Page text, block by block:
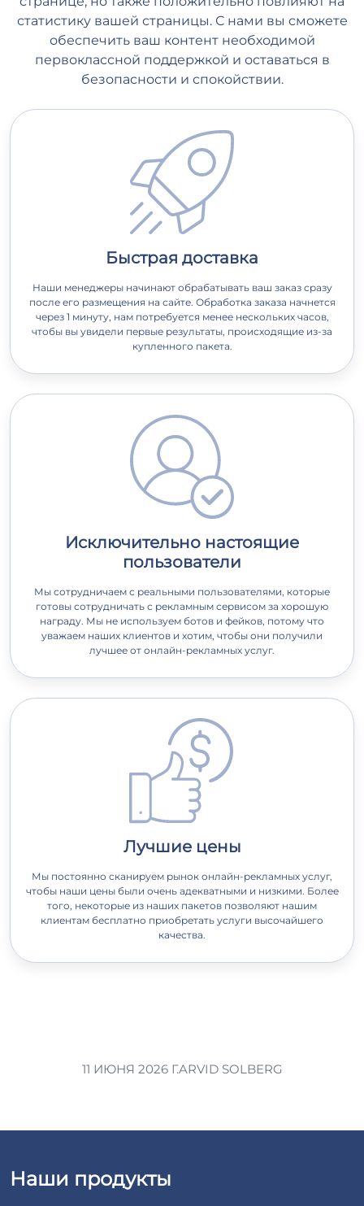
статистику вашей страницы. С нами вы сможете
обеспечить ваш контент необходимой
первоклассной поддержкой и оставаться в
безопасности и спокойствии.
Быстрая доставка
Наши менеджеры начинают обрабатывать ваш заказ сразу
после его размещения на сайте. Обработка заказа начнется
через 1 минуту, нам потребуется менее нескольких часов,
чтобы вы увидели первые результаты, происходящие из-за
купленного пакета.
Исключительно настоящие
пользователи
Мы сотрудничаем с реальными пользователями, которые
готовы сотрудничать с рекламным сервисом за хорошую
награду. Мы не используем ботов и фейков, потому что
уважаем наших клиентов и хотим, чтобы они получили
лучшее от онлайн-рекламных услуг.
Лучшие цены
Мы постоянно сканируем рынок онлайн-рекламных услуг,
чтобы наши цены были очень адекватными и низкими. Более
того, некоторые из наших пакетов позволяют нашим
клиентам бесплатно приобретать услуги высочайшего
качества.
11 ИЮНЯ 2026 Г.ARVID SOLBERG
Наши продукты